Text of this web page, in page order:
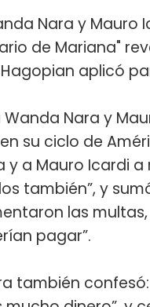
Nara y Mauro
de Mariana"
aplicó
Nara y
su ciclo de
y a Mauro Icardi
también”, y
las multas,
pagar”.
también